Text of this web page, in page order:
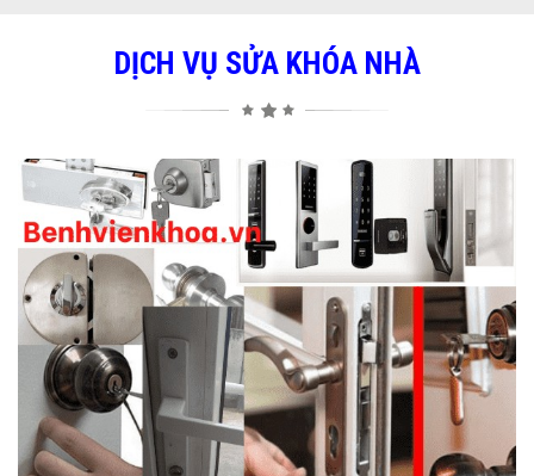
DỊCH VỤ SỬA KHÓA NHÀ